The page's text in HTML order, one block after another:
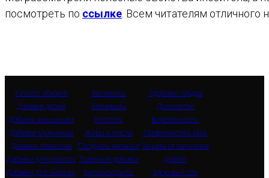
посмотреть по ссылке. Всем читателям отличного
Каталог обзоров
Добавки детям
Добавки женщинам
Добавки мужчинам
Добавки пожилым
Добавки для красоты
Добавки для энергии
Витамины
Минералы
Кислоты
Жиры и масла
Продукты питания
Травяные добавки
Антиоксиданты
Здоровье сердца
Долголетие
Беременность
Профилактика рака
Защита от патогенов
Диабет
Здоровый сон